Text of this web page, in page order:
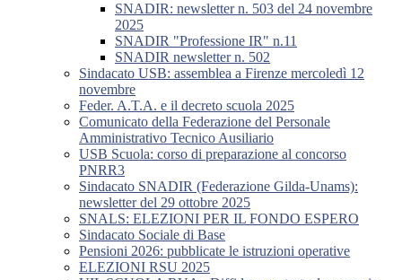
SNADIR: newsletter n. 503 del 24 novembre
2025
SNADIR "Professione IR" n.11
SNADIR newsletter n. 502
Sindacato USB: assemblea a Firenze mercoledì 12
novembre
Feder. A.T.A. e il decreto scuola 2025
Comunicato della Federazione del Personale
Amministrativo Tecnico Ausiliario
USB Scuola: corso di preparazione al concorso
PNRR3
Sindacato SNADIR (Federazione Gilda-Unams):
newsletter del 29 ottobre 2025
SNALS: ELEZIONI PER IL FONDO ESPERO
Sindacato Sociale di Base
Pensioni 2026: pubblicate le istruzioni operative
ELEZIONI RSU 2025